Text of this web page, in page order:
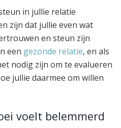
in jullie relatie
zijn dat jullie even wat
en steun zijn
een gezonde relatie, en als
nodig zijn om te evalueren
jullie daarmee om willen
voelt belemmerd